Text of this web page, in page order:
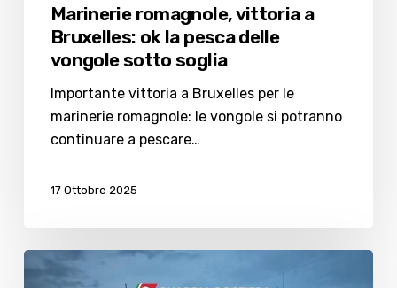
Marinerie romagnole, vittoria a
Bruxelles: ok la pesca delle
vongole sotto soglia
Importante vittoria a Bruxelles per le
marinerie romagnole: le vongole si potranno
continuare a pescare…
17 Ottobre 2025
Guardia
Costiera: